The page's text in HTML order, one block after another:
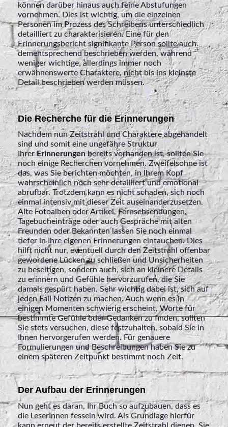
können darüber hinaus auch feine Abstufungen
vornehmen. Dies ist wichtig, um die einzelnen
Personen im Prozess des Schreibens unterschiedlich
detailliert zu charakterisieren. Eine für den
Erinnerungsbericht signifikante Person sollte auch
dementsprechend beschrieben werden, während
weniger wichtige, allerdings immer noch
erwähnenswerte Charaktere, nicht bis ins kleinste
Detail beschrieben werden müssen.
Die Recherche für die Erinnerungen
Nachdem nun Zeitstrahl und Charaktere abgehandelt
sind und somit eine ungefähre Struktur
IhrerErinnerungenbereits vorhanden ist, sollten Sie
noch einige Recherchen vornehmen. Zweifelsohne ist
das, was Sie berichten möchten, in Ihrem Kopf
wahrscheinlich noch sehr detailliert und emotional
abrufbar. Trotzdem kann es nicht schaden, sich noch
einmal intensiv mit dieser Zeit auseinanderzusetzen.
Alte Fotoalben oder Artikel, Fernsehsendungen,
Tagebucheinträge oder auch Gespräche mit alten
Freunden oder Bekannten lassen Sie noch einmal
tiefer in Ihre eigenen Erinnerungen eintauchen. Dies
hilft nicht nur, eventuell durch den Zeitstrahl offenbar
gewordene Lücken zu schließen und Unsicherheiten
zu beseitigen, sondern auch, sich an kleinere Details
zu erinnern und Gefühle hervorzurufen, die Sie
damals gespürt haben. Sehr wichtig dabei ist, sich auf
jeden Fall Notizen zu machen. Auch wenn es in
einigen Momenten schwierig erscheint, Worte für
bestimmte Gefühle oder Gedanken zu finden, sollten
Sie stets versuchen, diese festzuhalten, sobald Sie in
Ihnen hervorgerufen werden. Für genauere
Formulierungen und Beschreibungen haben Sie zu
einem späteren Zeitpunkt bestimmt noch Zeit.
Der Aufbau der Erinnerungen
Nun geht es daran, Ihr Buch so aufzubauen, dass es
die LeserInnen fesseln wird. Als Grundlage hierfür
kann erneut der bereits erstellte Zeitstrahl dienen. Sie